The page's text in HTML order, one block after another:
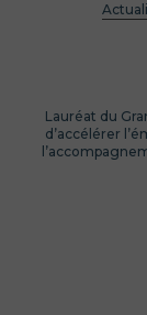
Lauréat du
d’accélérer